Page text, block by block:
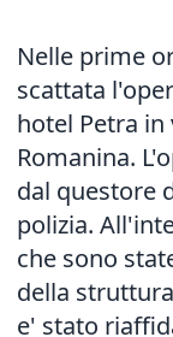
Nelle prime
scattata
hotel Petra in
Romanina.
dal questore
polizia.
che sono
della
e' stato